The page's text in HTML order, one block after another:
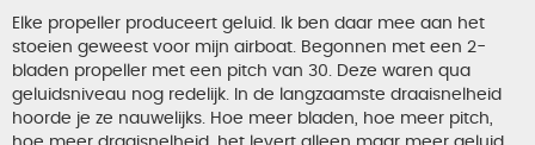
r
c
h
Elke propeller produceert geluid. Ik ben daar mee aan het
stoeien geweest voor mijn airboat. Begonnen met een 2-
bladen propeller met een pitch van 30. Deze waren qua
geluidsniveau nog redelijk. In de langzaamste draaisnelheid
hoorde je ze nauwelijks. Hoe meer bladen, hoe meer pitch,